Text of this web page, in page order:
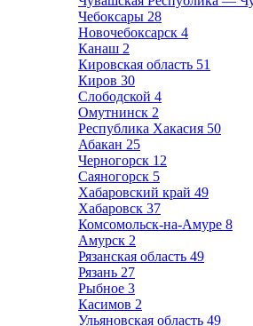
Чебоксары 28
Новочебоксарск 4
Канаш 2
Кировская область 51
Киров 30
Слободской 4
Омутнинск 2
Республика Хакасия 50
Абакан 25
Черногорск 12
Саяногорск 5
Хабаровский край 49
Хабаровск 37
Комсомольск-на-Амуре 8
Амурск 2
Рязанская область 49
Рязань 27
Рыбное 3
Касимов 2
Ульяновская область 49